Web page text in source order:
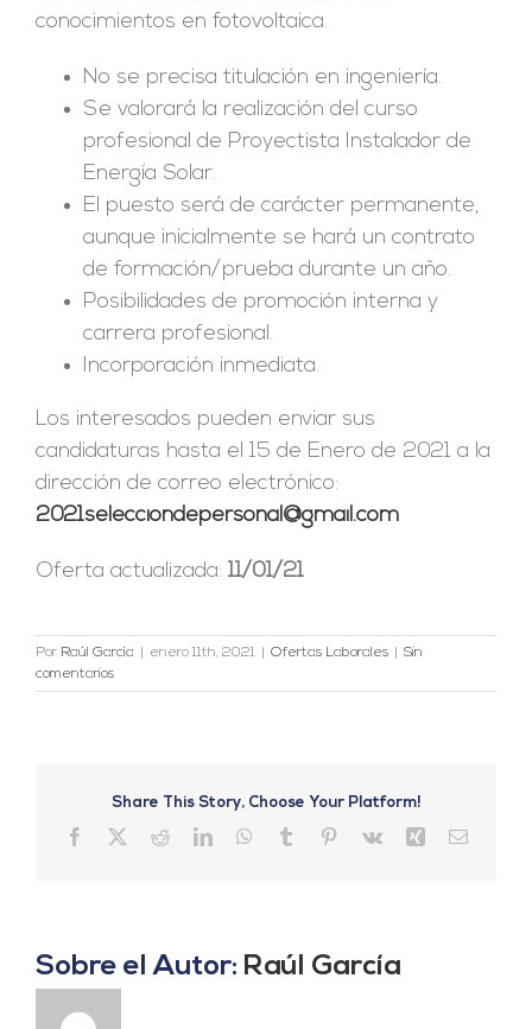
conocimientos en fotovoltaica.
No se precisa titulación en ingeniería.
Se valorará la realización del curso
profesional de Proyectista Instalador de
Energía Solar.
El puesto será de carácter permanente,
aunque inicialmente se hará un contrato
de formación/prueba durante un año.
Posibilidades de promoción interna y
carrera profesional.
Incorporación inmediata.
Los interesados pueden enviar sus
candidaturas hasta el 15 de Enero de 2021 a la
dirección de correo electrónico:
2021selecciondepersonal@gmail.com
Oferta actualizada: 11/01/21
Por Raúl García enero 11th, 2021 Ofertas Laborales
Sin
comentarios
Share This Story, Choose Your Platform!
Facebook RedditLinkedInWhatsApp
Tumblr Pinterest
Vk Xing Correo
Sobre el Autor: Raúl García